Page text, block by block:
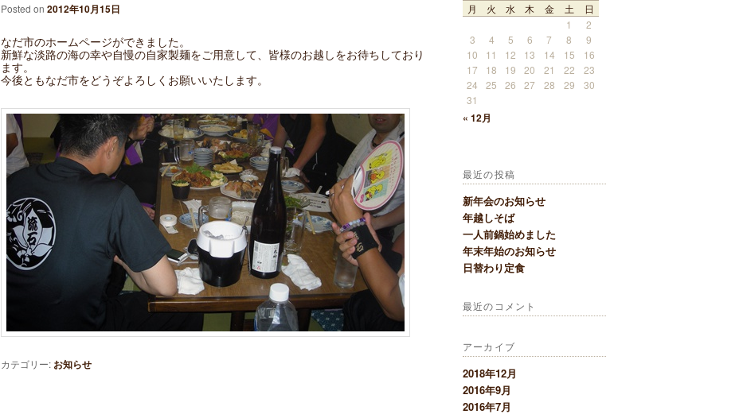
月 火 水 木 金 土
日
1
2
3
4 5 6 7 8
9
10
11 12 13 14 15
16
17
18 19 20 21 22
23
24
25 26 27 28 29
30
31
« 12月
最近の投稿
新年会のお知らせ
年越しそば
一人前鍋始めました
年末年始のお知らせ
日替わり定食
最近のコメント
アーカイブ
2018年12月
2016年9月
2016年7月
Posted on 2012年10月15日
なだ市のホームページができました。
新鮮な淡路の海の幸や自慢の自家製麺をご用意して、皆様のお越しをお待ちしており
ます。
今後ともなだ市をどうぞよろしくお願いいたします。
カテゴリー: お知らせ